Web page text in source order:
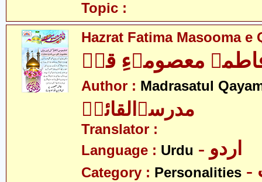
Topic :
Hazrat Fatima Masooma e
معصومہءِ قمؑ
Author : Madrasatul
مدرسۃالقائمؑ
Translator :
Language : Urdu - اردو
Category : Personalities